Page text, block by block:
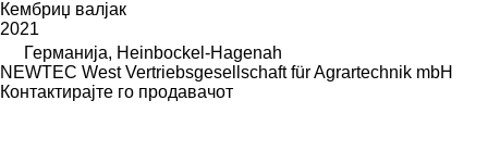
Кембриџ валјак
2021
Германија, Heinbockel-Hagenah
NEWTEC West Vertriebsgesellschaft für Agrartechnik mbH
Контактирајте го продавачот